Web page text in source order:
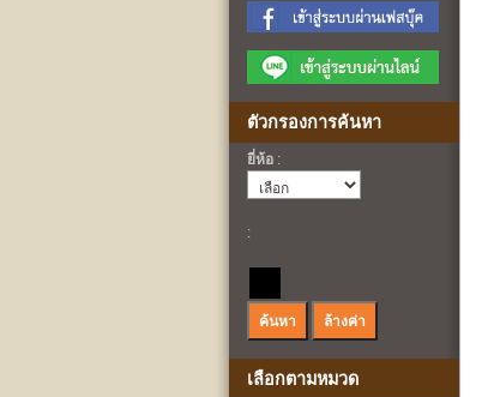
ตัวกรองการค้นหา
ยี่ห้อ :
:
เลือกตามหมวด